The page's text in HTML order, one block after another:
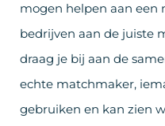
mogen helpen aan een
bedrijven aan de juiste
draag je bij aan de
echte matchmaker,
gebruiken en kan zien